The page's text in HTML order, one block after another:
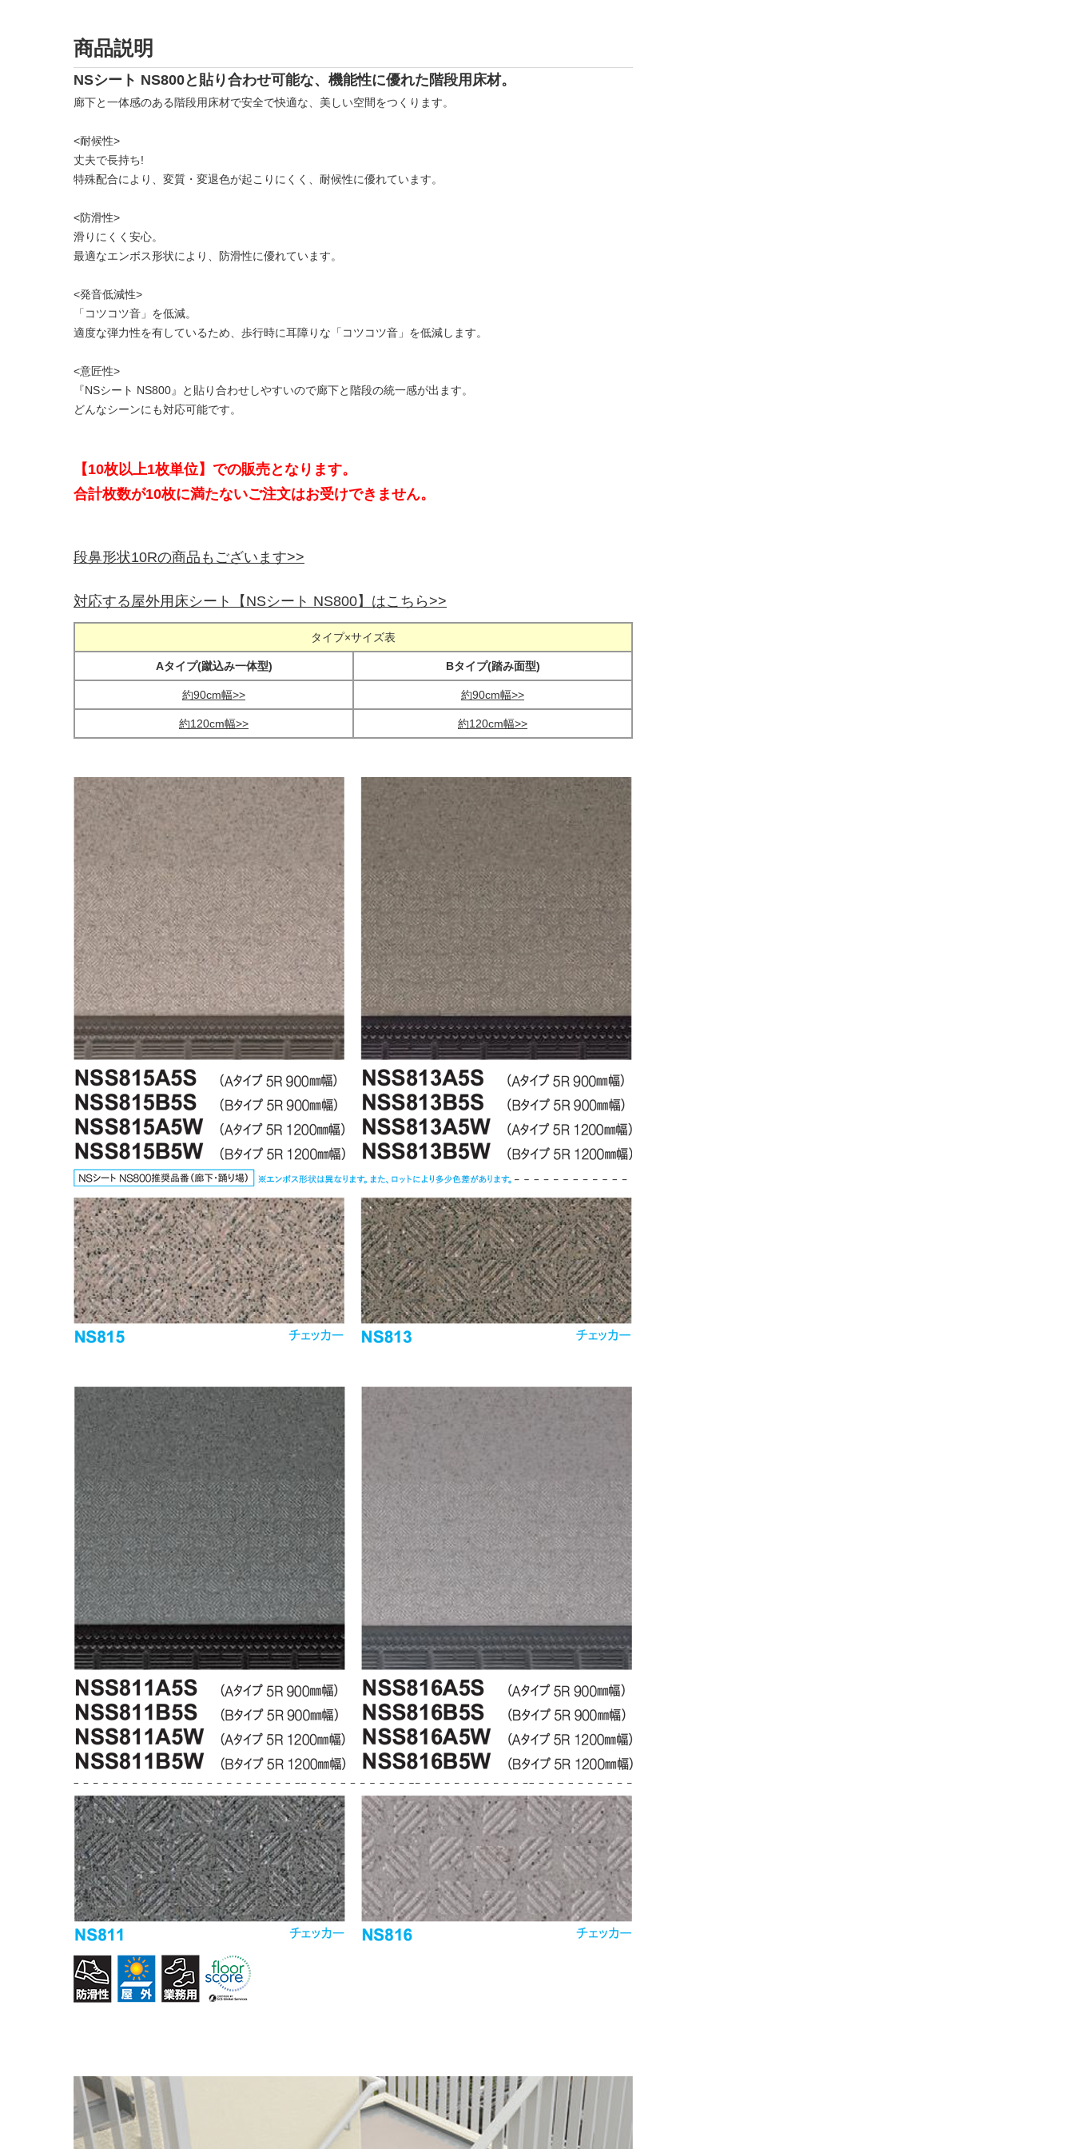
商品説明
NSシート NS800と貼り合わせ可能な、機能性に優れた階段用床材。
廊下と一体感のある階段用床材で安全で快適な、美しい空間をつくります。
<耐候性>
丈夫で長持ち!
特殊配合により、変質・変退色が起こりにくく、耐候性に優れています。
<防滑性>
滑りにくく安心。
最適なエンボス形状により、防滑性に優れています。
<発音低減性>
「コツコツ音」を低減。
適度な弾力性を有しているため、歩行時に耳障りな「コツコツ音」を低減します。
<意匠性>
『NSシート NS800』と貼り合わせしやすいので廊下と階段の統一感が出ます。
どんなシーンにも対応可能です。
【10枚以上1枚単位】での販売となります。
合計枚数が10枚に満たないご注文はお受けできません。
段鼻形状10Rの商品もございます>>
対応する屋外用床シート【NSシート NS800】はこちら>>
タイプ×サイズ表
Aタイプ(蹴込み一体型) Bタイプ(踏み面型)
約90cm幅>> 約90cm幅>>
約120cm幅>> 約120cm幅>>